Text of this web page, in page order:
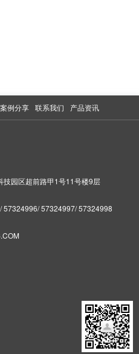
案例分享 联系我们 产品资讯
技园区超前路甲1号11号楼9层
57324996/ 57324997/ 57324998